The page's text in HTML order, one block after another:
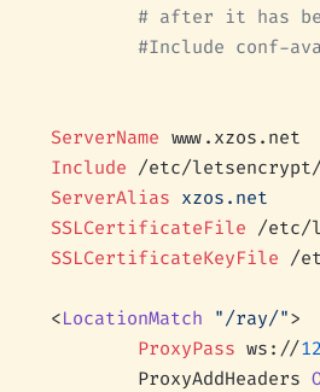
# after it has
#Include conf-
ServerName www.xzos.net
Include /etc/letsencrypt/
ServerAlias xzos.net
SSLCertificateFile /etc/
SSLCertificateKeyFile /
<LocationMatch "/ray/">
        ProxyPass
ws://
        ProxyAddHeaders